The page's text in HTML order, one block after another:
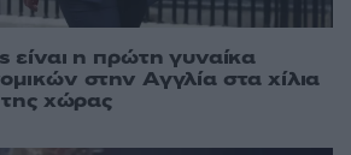
είναι η πρώτη γυναίκα
στην Αγγλία στα χίλια
της χώρας